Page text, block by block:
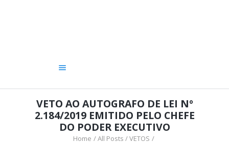
VETO AO AUTOGRAFO DE LEI Nº
2.184/2019 EMITIDO PELO CHEFE
DO PODER EXECUTIVO
Home All Posts
VETOS
OUVIDORIA